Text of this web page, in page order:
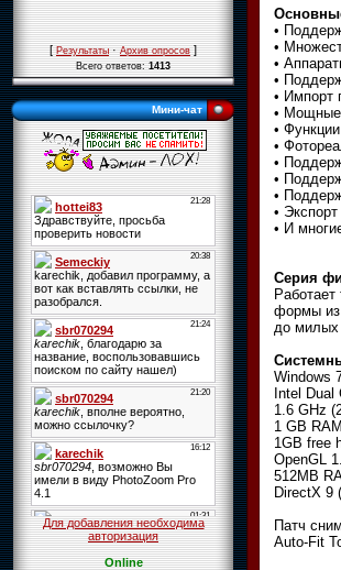
[Результаты·Архив опросов]
Всего ответов:1413
Мини-чат
Для добавления необходима
авторизация
Online
•
•
•
•
• Импорт
• Мощные
•
•
•
•
•
•
• И
Серия
формы из
до милых
Windows
Intel Dual
1.6 GHz
1 GB
1GB free
OpenGL
512MB
DirectX 9
Патч
Auto-Fit